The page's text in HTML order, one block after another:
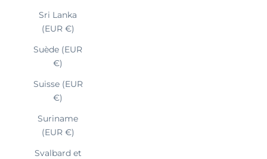
Sri Lanka
(EUR €)
Suède (EUR
€)
Suisse (EUR
€)
Suriname
(EUR €)
Svalbard et